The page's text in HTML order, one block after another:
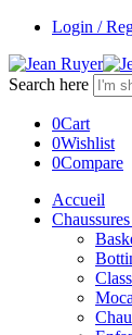
Login /
Search here
0Cart
0Wishlist
0Compare
Accueil